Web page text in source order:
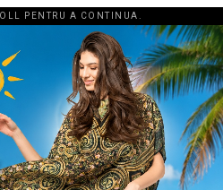
PENTRU A CONTINUA.